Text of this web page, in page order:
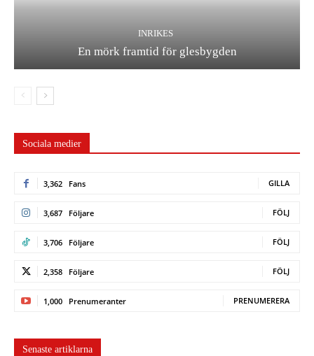
INRIKES
En mörk framtid för glesbygden
Sociala medier
3,362 Fans GILLA
3,687 Följare FÖLJ
3,706 Följare FÖLJ
2,358 Följare FÖLJ
1,000 Prenumeranter PRENUMERERA
Senaste artiklarna